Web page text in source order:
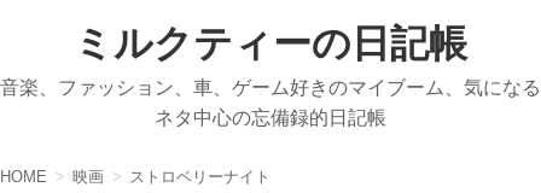
ミルクティーの日記帳
音楽、ファッション、車、ゲーム好きのマイブーム、気になる
ネタ中心の忘備録的日記帳
HOME 映画 ストロベリーナイト